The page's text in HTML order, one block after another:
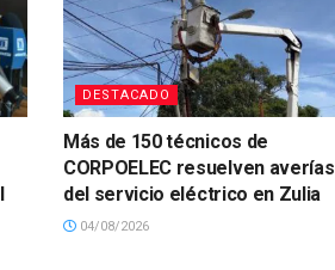
DESTACADO
Más de 150 técnicos de
CORPOELEC resuelven averías
del servicio eléctrico en Zulia
04/08/2026